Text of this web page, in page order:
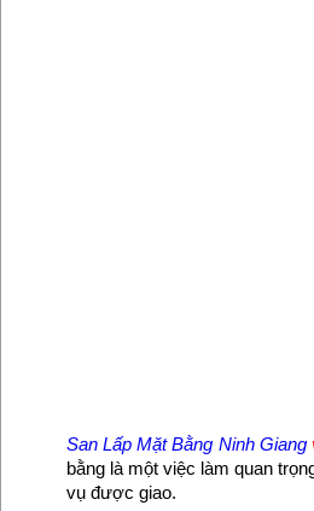
San Lấp Mặt Bằng Ninh Giang
bằng là một việc làm quan
vụ được giao.